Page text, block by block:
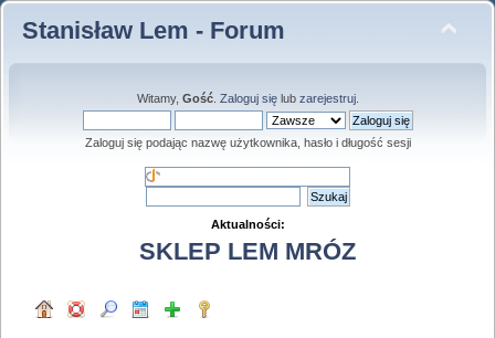
Stanisław Lem - Forum
Witamy, Gość. Zaloguj sięlub zarejestruj.
Zaloguj się podając nazwę użytkownika, hasło i długość sesji
Aktualności:
SKLEP LEM MRÓZ